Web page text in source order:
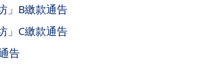
」B繳款通告
」C繳款通告
告